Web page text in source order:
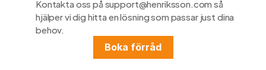
Kontakta oss på support@henriksson.com så
hjälper vi dig hitta en lösning som passar just dina
behov.
Boka förråd